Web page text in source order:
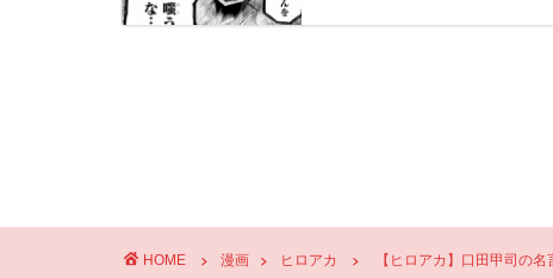
HOME 漫画 ヒロアカ 【ヒロアカ】口田甲司の